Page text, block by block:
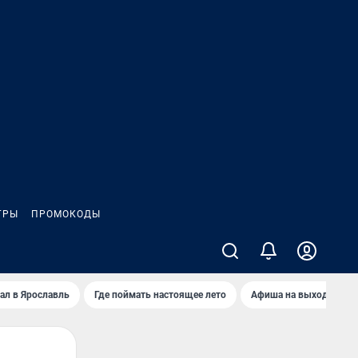
ПРОМОКОДЫ
в Ярославль Где поймать настоящее лето Афиша на выходные